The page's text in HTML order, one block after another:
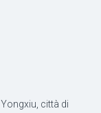
città di